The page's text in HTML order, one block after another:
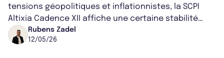
tensions géopolitiques et inflationnistes, la SCPI
Altixia Cadence XII affiche une certaine stabilité
grâce à la diversification de so...
Rubens Zadel
12/05/26